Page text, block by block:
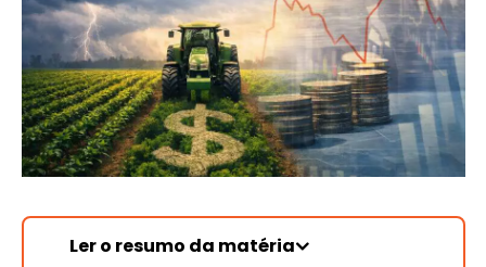
Ler o resumo da matéria